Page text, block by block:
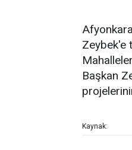
Zeybek'e
Başkan
Kaynak: